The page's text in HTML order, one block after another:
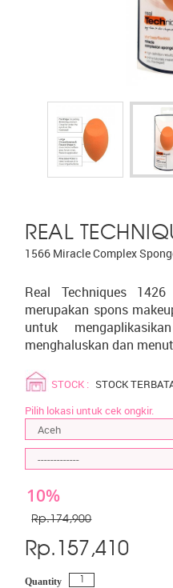
REAL
1566 Miracle Complex
Real Techniques
merupakan spons
untuk
menghaluskan dan
STOCK : STOCK
Pilih lokasi untuk cek ongkir.
10%
Rp.174,900
Rp. 157,410
Quantity